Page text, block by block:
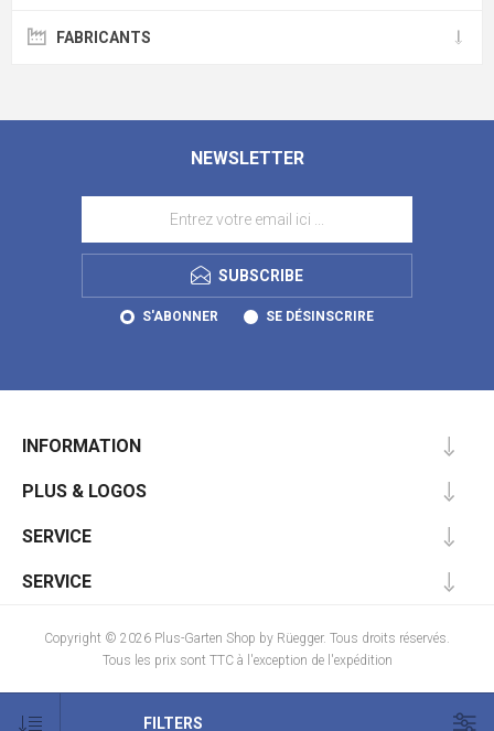
FILTERS
FABRICANTS
NEWSLETTER
SUBSCRIBE
S'ABONNER SE DÉSINSCRIRE
INFORMATION
PLUS & LOGOS
SERVICE
SERVICE
Copyright © 2026 Plus-Garten Shop by Rüegger. Tous droits réservés.
Tous les prix sont TTC à l'exception de l'expédition